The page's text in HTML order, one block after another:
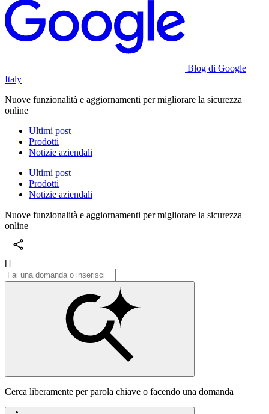
Blog di Google
Italy
Nuove funzionalità e aggiornamenti per migliorare la sicurezza
online
Ultimi post
Prodotti
Notizie aziendali
Ultimi post
Prodotti
Notizie aziendali
Nuove funzionalità e aggiornamenti per migliorare la sicurezza
online
[]
Cerca liberamente per parola chiave o facendo una domanda